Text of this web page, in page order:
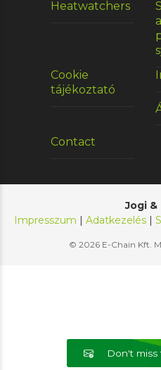
Don't miss
Heatwatchers
Cookie
tájékoztató
Contact
Jogi &
Impresszum | Adatkezelés |
© 2026 E-Chain Kft.